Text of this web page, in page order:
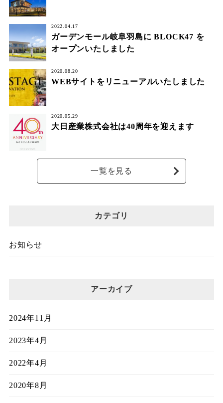
2022.04.17
ガーデンモール岐阜羽島に BLOCK47 を
オープンいたしました
2020.08.20
WEBサイトをリニューアルいたしました
2020.05.29
大日産業株式会社は40周年を迎えます
一覧を見る
カテゴリ
お知らせ
アーカイブ
2024年11月
2023年4月
2022年4月
2020年8月